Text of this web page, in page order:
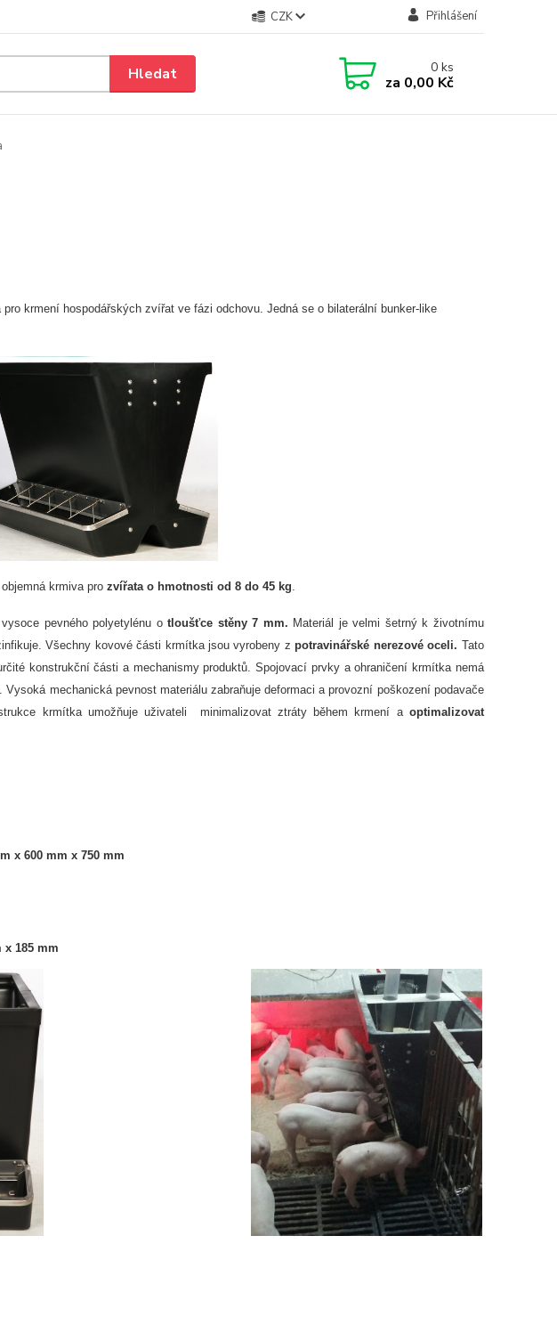
CZK Přihlášení
Hledat 0 ks
za 0,00 Kč
krmení hospodářských zvířat ve fázi odchovu. Jedná se o bilaterální bunker-like
krmiva prozvířata o hmotnosti od 8 do 45 kg
pevného polyetylénu otloušťce stěny 7 mm. Materiál je velmi šetrný k životnímu
Všechny kovové části krmítka jsou vyrobeny zpotravinářské nerezové oceli. Tato
konstrukční části a mechanismy produktů. Spojovací prvky a ohraničení krmítka nemá
Vysoká mechanická pevnost materiálu zabraňuje deformaci a provozní poškození podavače
krmítka umožňuje uživateli minimalizovat ztráty během krmení a optimalizovat
x 600 mm x 750 mm
185 mm